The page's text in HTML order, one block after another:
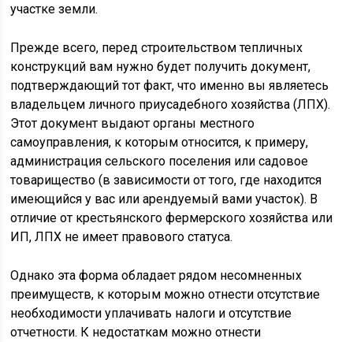
участке земли.
Прежде всего, перед строительством тепличных
конструкций вам нужно будет получить документ,
подтверждающий тот факт, что именно вы являетесь
владельцем личного приусадебного хозяйства (ЛПХ).
Этот документ выдают органы местного
самоуправления, к которым относится, к примеру,
администрация сельского поселения или садовое
товарищество (в зависимости от того, где находится
имеющийся у вас или арендуемый вами участок). В
отличие от крестьянского фермерского хозяйства или
ИП, ЛПХ не имеет правового статуса.
Однако эта форма обладает рядом несомненных
преимуществ, к которым можно отнести отсутствие
необходимости уплачивать налоги и отсутствие
отчетности. К недостаткам можно отнести